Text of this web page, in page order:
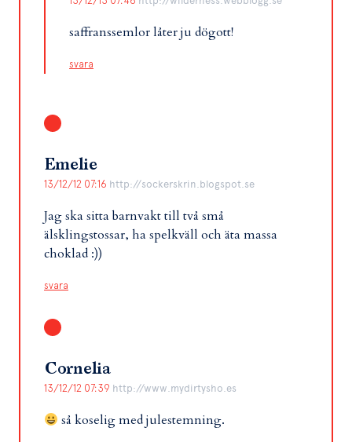
saffranssemlor låter ju dögott!
svara
Emelie
13/12/12 07:16 http://sockerskrin.blogspot.se
Jag ska sitta barnvakt till två små
älsklingstossar, ha spelkväll och äta massa
choklad :))
svara
Cornelia
13/12/12 07:39 http://www.mydirtysho.es
så koselig med julestemning.